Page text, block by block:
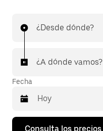
¿Desde dónde?
¿A dónde vamos?
Fecha
Pulsa
Consulta los precios